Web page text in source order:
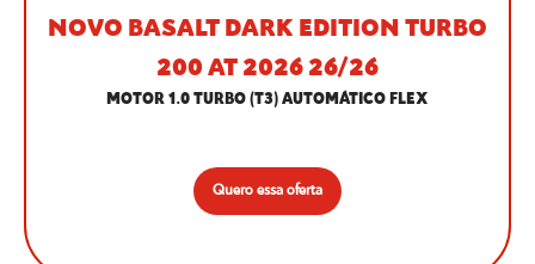
NOVO BASALT DARK EDITION TURBO
200 AT 2026 26/26
MOTOR 1.0 TURBO (T3) AUTOMÁTICO FLEX
Quero essa oferta